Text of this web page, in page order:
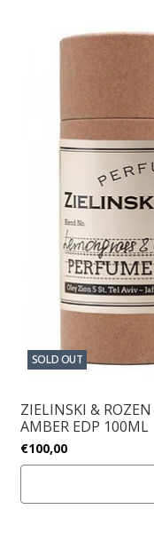
SOLD OUT
ZIELINSKI &
AMBER EDP 100ML
€100,00